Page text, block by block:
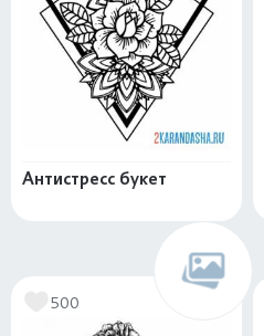
Антистресс букет
500